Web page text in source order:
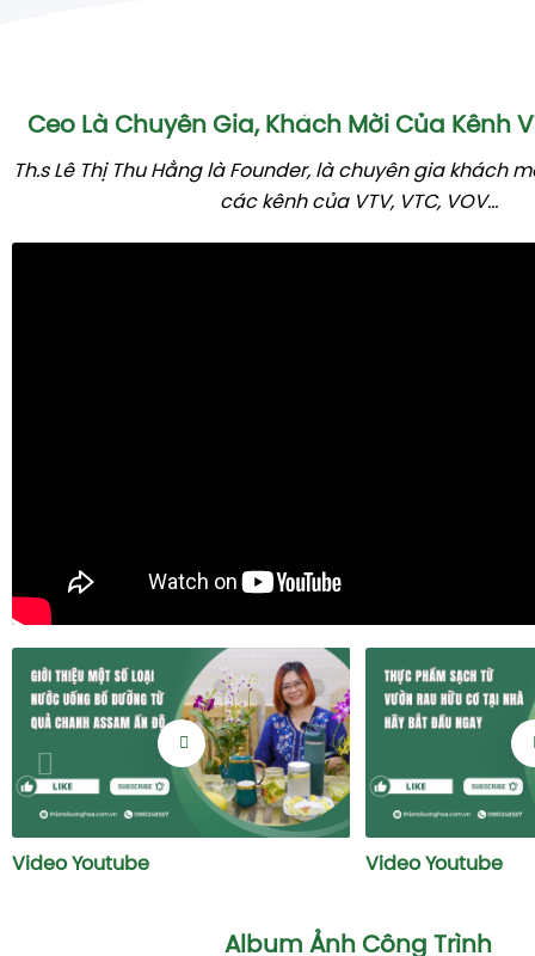
Ceo Là Chuyên Gia, Khách Mời Của Kênh
Th.s Lê Thị Thu Hằng là Founder, là chuyên gia khách
các kênh của VTV, VTC, VOV...
Video Youtube Video Youtube
Album Ảnh Công Trình